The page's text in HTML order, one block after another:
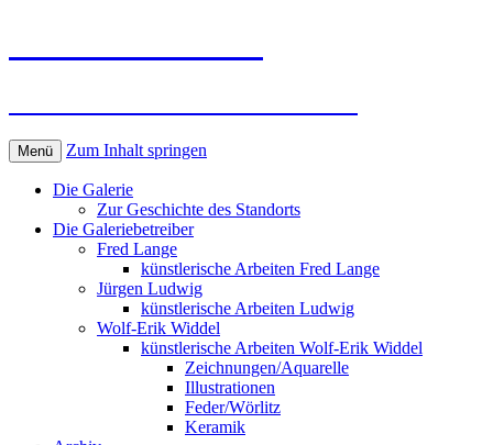
Menü Zum Inhalt springen
Die Galerie
Zur Geschichte des Standorts
Die Galeriebetreiber
Fred Lange
künstlerische Arbeiten Fred Lange
Jürgen Ludwig
künstlerische Arbeiten Ludwig
Wolf-Erik Widdel
künstlerische Arbeiten Wolf-Erik Widdel
Zeichnungen/Aquarelle
Illustrationen
Feder/Wörlitz
Keramik